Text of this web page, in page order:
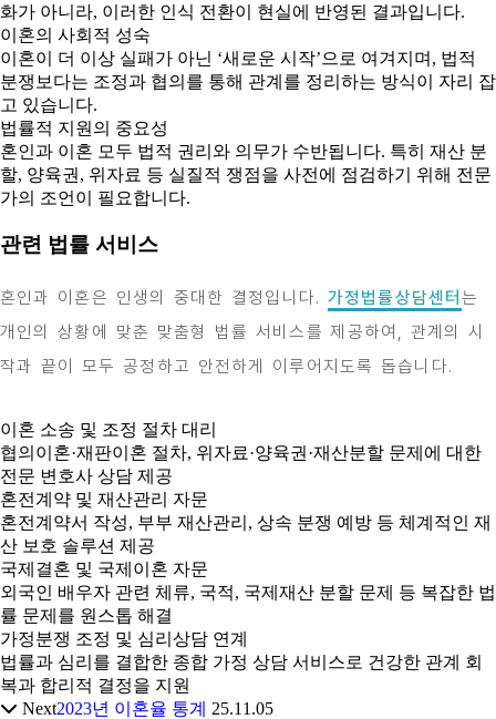
화가 아니라, 이러한 인식 전환이 현실에 반영된 결과입니다.
이혼의 사회적 성숙
이혼이 더 이상 실패가 아닌 ‘새로운 시작’으로 여겨지며, 법적
분쟁보다는 조정과 협의를 통해 관계를 정리하는 방식이 자리 잡
고 있습니다.
법률적 지원의 중요성
혼인과 이혼 모두 법적 권리와 의무가 수반됩니다. 특히 재산 분
할, 양육권, 위자료 등 실질적 쟁점을 사전에 점검하기 위해 전문
가의 조언이 필요합니다.
관련 법률 서비스
혼인과 이혼은 인생의 중대한 결정입니다. 가정법률상담센터는
개인의 상황에 맞춘 맞춤형 법률 서비스를 제공하여, 관계의 시
작과 끝이 모두 공정하고 안전하게 이루어지도록 돕습니다.
이혼 소송 및 조정 절차 대리
협의이혼·재판이혼 절차, 위자료·양육권·재산분할 문제에 대한
전문 변호사 상담 제공
혼전계약 및 재산관리 자문
혼전계약서 작성, 부부 재산관리, 상속 분쟁 예방 등 체계적인 재
산 보호 솔루션 제공
국제결혼 및 국제이혼 자문
외국인 배우자 관련 체류, 국적, 국제재산 분할 문제 등 복잡한 법
률 문제를 원스톱 해결
가정분쟁 조정 및 심리상담 연계
법률과 심리를 결합한 종합 가정 상담 서비스로 건강한 관계 회
복과 합리적 결정을 지원
Next2023년 이혼율 통계 25.11.05